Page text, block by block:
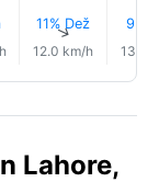
11% Dež
↑
12.0 km/h
9%
13.0
Lahore,